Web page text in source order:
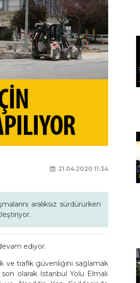
21.04.2020 11:34
aralıksız sürdürürken
ediyor.
ve trafik güvenliğini sağlamak
olarak İstanbul Yolu Elmalı